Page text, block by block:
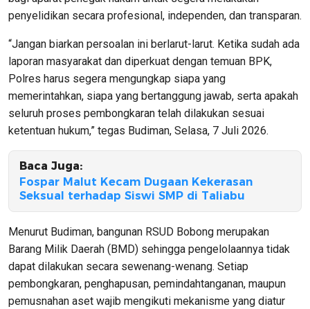
penyelidikan secara profesional, independen, dan transparan.
“Jangan biarkan persoalan ini berlarut-larut. Ketika sudah ada
laporan masyarakat dan diperkuat dengan temuan BPK,
Polres harus segera mengungkap siapa yang
memerintahkan, siapa yang bertanggung jawab, serta apakah
seluruh proses pembongkaran telah dilakukan sesuai
ketentuan hukum,” tegas Budiman, Selasa, 7 Juli 2026.
Baca Juga:
Fospar Malut Kecam Dugaan Kekerasan
Seksual terhadap Siswi SMP di Taliabu
Menurut Budiman, bangunan RSUD Bobong merupakan
Barang Milik Daerah (BMD) sehingga pengelolaannya tidak
dapat dilakukan secara sewenang-wenang. Setiap
pembongkaran, penghapusan, pemindahtanganan, maupun
pemusnahan aset wajib mengikuti mekanisme yang diatur